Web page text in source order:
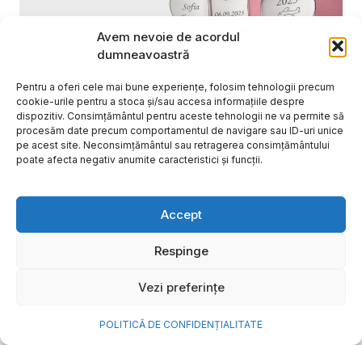
Avem nevoie de acordul
dumneavoastră
Pentru a oferi cele mai bune experiențe, folosim tehnologii precum
cookie-urile pentru a stoca și/sau accesa informațiile despre
dispozitiv. Consimțământul pentru aceste tehnologii ne va permite să
procesăm date precum comportamentul de navigare sau ID-uri unice
pe acest site. Neconsimțământul sau retragerea consimțământului
poate afecta negativ anumite caracteristici și funcții.
Accept
Respinge
Vezi preferințe
POLITICĂ DE CONFIDENȚIALITATE
Cum transformi cele mai
frumoase amintiri ale verii într-
o bijuterie Pandora pe care o
Vara este, pentru mulți dintre noi, anotimpul în care
se întâmplă cele mai importante lucruri. Plecăm în
vacanțe pe care le planificăm luni...